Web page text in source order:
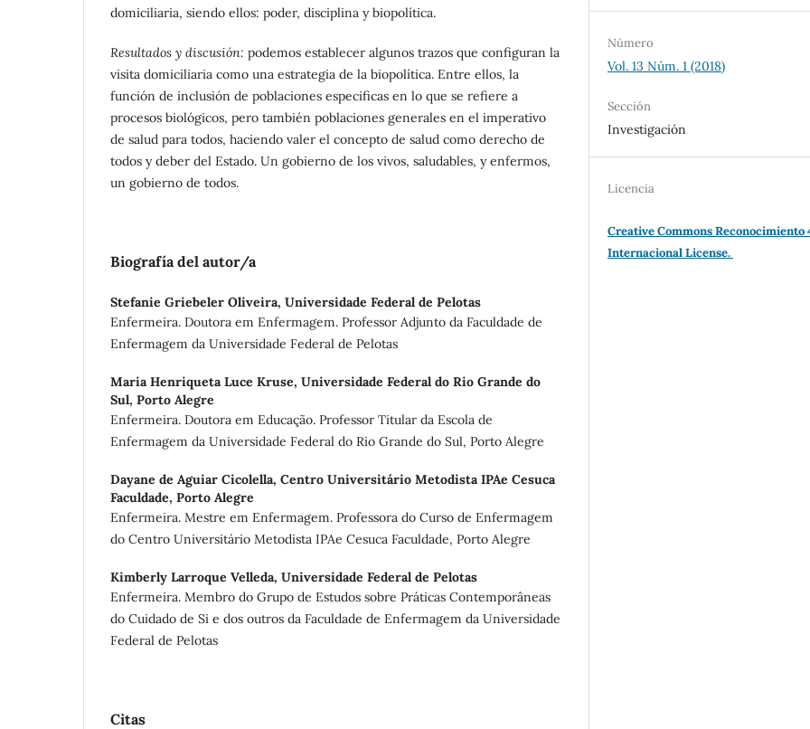
domiciliaria, siendo ellos: poder, disciplina y biopolítica.
Resultados y discusión: podemos establecer algunos trazos que configuran la
visita domiciliaria como una estrategia de la biopolítica. Entre ellos, la
función de inclusión de poblaciones especificas en lo que se refiere a
procesos biológicos, pero también poblaciones generales en el imperativo
de salud para todos, haciendo valer el concepto de salud como derecho de
todos y deber del Estado. Un gobierno de los vivos, saludables, y enfermos,
un gobierno de todos.
Biografía del autor/a
Stefanie Griebeler Oliveira, Universidade Federal de Pelotas
Enfermeira. Doutora em Enfermagem. Professor Adjunto da Faculdade de
Enfermagem da Universidade Federal de Pelotas
Maria Henriqueta Luce Kruse, Universidade Federal do Rio Grande do
Sul, Porto Alegre
Enfermeira. Doutora em Educação. Professor Titular da Escola de
Enfermagem da Universidade Federal do Rio Grande do Sul, Porto Alegre
Dayane de Aguiar Cicolella, Centro Universitário Metodista IPAe Cesuca
Faculdade, Porto Alegre
Enfermeira. Mestre em Enfermagem. Professora do Curso de Enfermagem
do Centro Universitário Metodista IPAe Cesuca Faculdade, Porto Alegre
Kimberly Larroque Velleda, Universidade Federal de Pelotas
Enfermeira. Membro do Grupo de Estudos sobre Práticas Contemporâneas
do Cuidado de Si e dos outros da Faculdade de Enfermagem da Universidade
Federal de Pelotas
Citas
Número
Vol. 13 Núm. 1 (2018)
Sección
Investigación
Licencia
Creative Commons Reconocimiento
Internacional License.